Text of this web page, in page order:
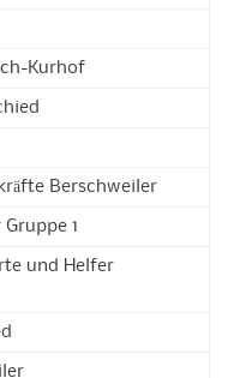
Kurhof
Berschweiler
1
und Helfer